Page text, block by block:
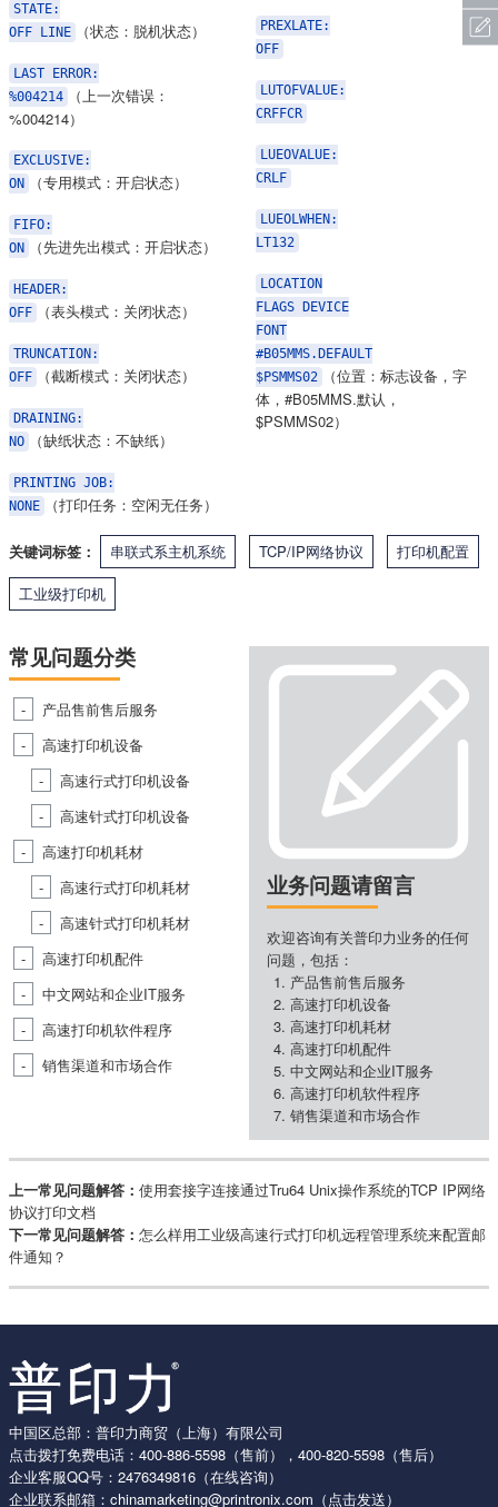
STATE:
OFF LINE
（状态：脱机状态）
LAST ERROR:
%004214
（上一次错误：
%004214）
EXCLUSIVE:
ON
（专用模式：开启状态）
FIFO:
ON
（先进先出模式：开启状态）
HEADER:
OFF
（表头模式：关闭状态）
TRUNCATION:
OFF
（截断模式：关闭状态）
DRAINING:
NO
（缺纸状态：不缺纸）
PRINTING JOB:
NONE
（打印任务：空闲无任务）
PREXLATE:
OFF
LUTOFVALUE:
CRFFCR
LUEOVALUE:
CRLF
LUEOLWHEN:
LT132
LOCATION
FLAGS DEVICE
FONT
#B05MMS.DEFAULT
$PSMMS02
（位置：标志设备，字
体，#B05MMS.默认，
$PSMMS02）
关键词标签： 串联式系主机系统 TCP/IP网络协议
打印机配置
工业级打印机
常见问题分类
产品售前售后服务
高速打印机设备
高速行式打印机设备
高速针式打印机设备
高速打印机耗材
高速行式打印机耗材
高速针式打印机耗材
高速打印机配件
中文网站和企业IT服务
高速打印机软件程序
销售渠道和市场合作
业务问题请留言
欢迎咨询有关普印力业务的任何
问题，包括：
产品售前售后服务
高速打印机设备
高速打印机耗材
高速打印机配件
中文网站和企业IT服务
高速打印机软件程序
销售渠道和市场合作
上一常见问题解答： 使用套接字连接通过Tru64 Unix操作系统的TCP IP网络
协议打印文档
下一常见问题解答： 怎么样用工业级高速行式打印机远程管理系统来配置邮
件通知？
中国区总部：普印力商贸（上海）有限公司
点击拨打免费电话： 400-886-5598 （售前）， 400-820-5598 （售后）
企业客服QQ号： 2476349816 （在线咨询）
企业联系邮箱： chinamarketing@printronix.com （点击发送）